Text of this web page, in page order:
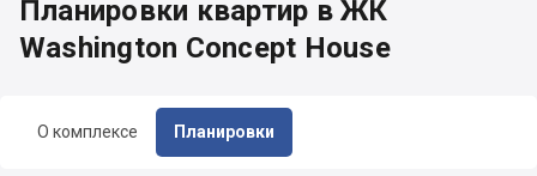
О комплексе Планировки
Планировки квартир в ЖК
Washington Concept House